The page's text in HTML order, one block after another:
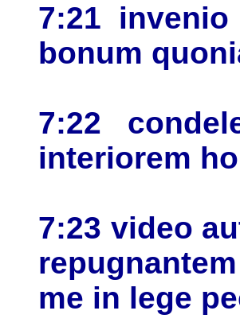
7:21
bonum
7:22
interiorem
7:23 video
me in lege